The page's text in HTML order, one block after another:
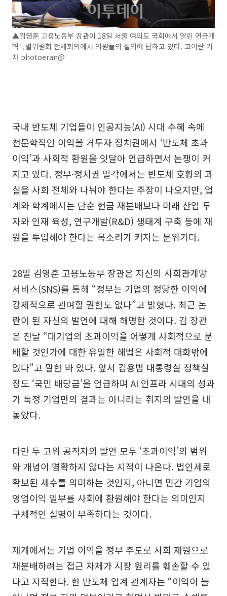
▲김영훈 고용노동부 장관이 18일 서울 여의도 국회에서 열린 연금개
혁특별위원회 전체회의에서 의원들의 질의에 답하고 있다. 고이란 기
자 photoeran@
국내 반도체 기업들이 인공지능(AI) 시대 수혜 속에
천문학적인 이익을 거두자 정치권에서 ‘반도체 초과
이익’과 사회적 환원을 잇달아 언급하면서 논쟁이 커
지고 있다. 정부·정치권 일각에서는 반도체 호황의 과
실을 사회 전체와 나눠야 한다는 주장이 나오지만, 업
계와 학계에서는 단순 현금 재분배보다 미래 산업 투
자와 인재 육성, 연구개발(R&D) 생태계 구축 등에 재
원을 투입해야 한다는 목소리가 커지는 분위기다.
28일 김영훈 고용노동부 장관은 자신의 사회관계망
서비스(SNS)를 통해 “정부는 기업의 정당한 이익에
강제적으로 관여할 권한도 없다”고 밝혔다. 최근 논
란이 된 자신의 발언에 대해 해명한 것이다. 김 장관
은 전날 “대기업의 초과이익을 어떻게 사회적으로 분
배할 것인가에 대한 유일한 해법은 사회적 대화밖에
없다”고 말한 바 있다. 앞서 김용범 대통령실 정책실
장도 ‘국민 배당금’을 언급하며 AI 인프라 시대의 성과
가 특정 기업만의 결과는 아니라는 취지의 발언을 내
놓았다.
다만 두 고위 공직자의 발언 모두 ‘초과이익’의 범위
와 개념이 명확하지 않다는 지적이 나온다. 법인세로
확보된 세수를 의미하는 것인지, 아니면 민간 기업의
영업이익 일부를 사회에 환원해야 한다는 의미인지
구체적인 설명이 부족하다는 것이다.
재계에서는 기업 이익을 정부 주도로 사회 재원으로
재분배하려는 접근 자체가 시장 원리를 훼손할 수 있
다고 지적한다. 한 반도체 업계 관계자는 “이익이 늘